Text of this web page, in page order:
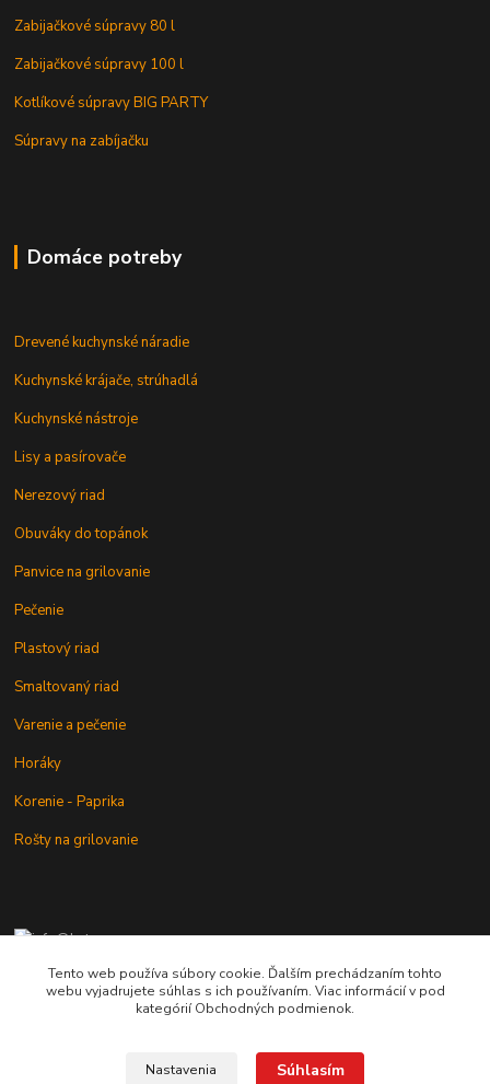
Zabijačkové súpravy 80 l
Zabijačkové súpravy 100 l
Kotlíkové súpravy BIG PARTY
Súpravy na zabíjačku
Domáce potreby
Drevené kuchynské náradie
Kuchynské krájače, strúhadlá
Kuchynské nástroje
Lisy a pasírovače
Nerezový riad
Obuváky do topánok
Panvice na grilovanie
Pečenie
Plastový riad
Smaltovaný riad
Varenie a pečenie
Horáky
Korenie - Paprika
Rošty na grilovanie
+421 902 212 007
od 8:00 - do 16:00 hod
Tento web používa súbory cookie. Ďalším prechádzaním tohto
webu vyjadrujete súhlas s ich používaním. Viac informácií v pod
kategórií Obchodných podmienok.
Nastavenia Súhlasím